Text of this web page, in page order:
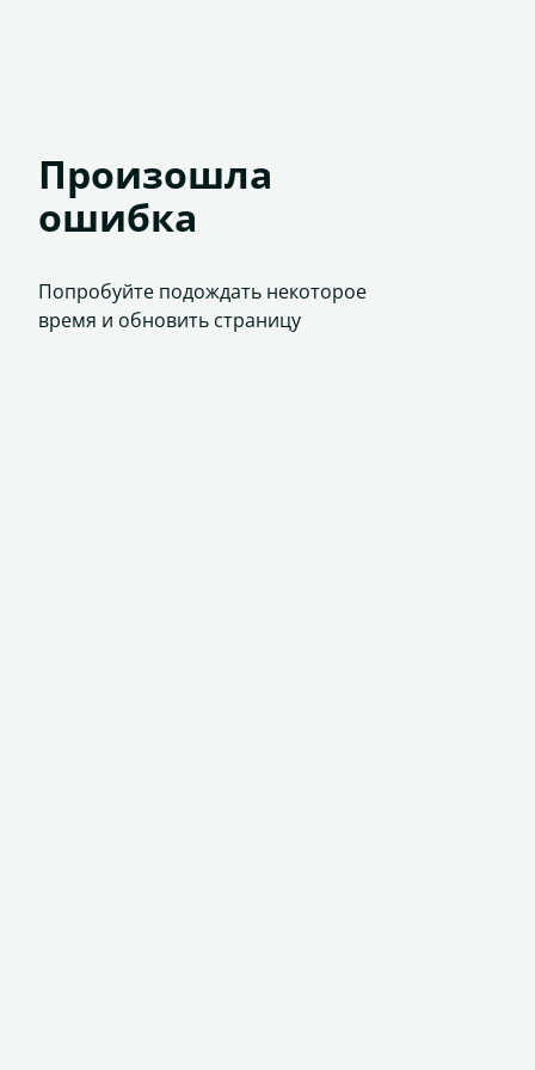
Произошла
ошибка
Попробуйте подождать некоторое
время и обновить страницу